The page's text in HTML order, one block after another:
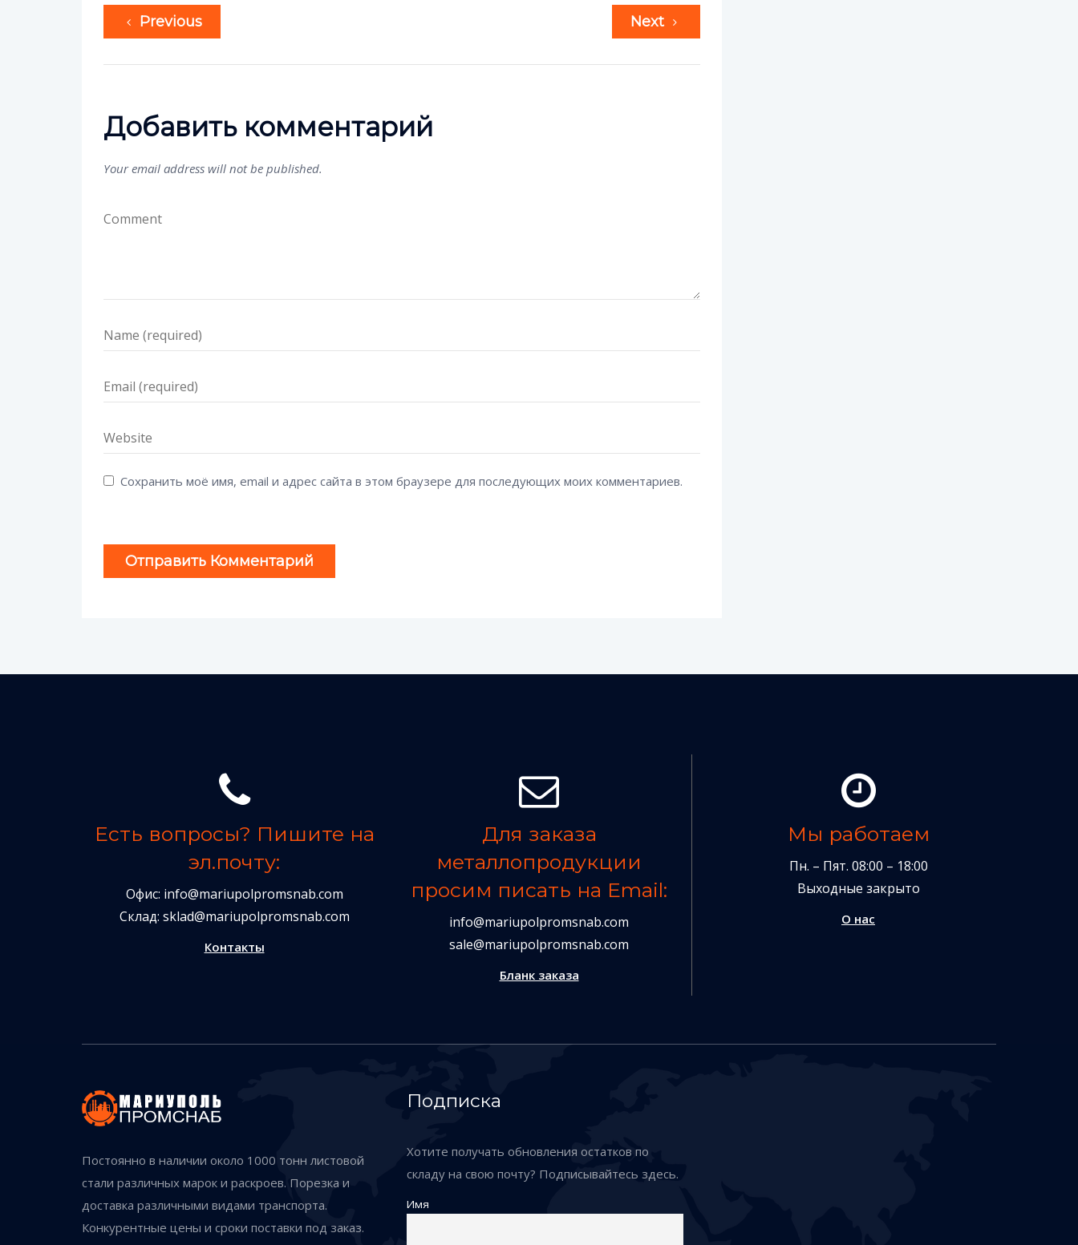
Previous Next
Добавить комментарий
Your email address will not be published.
Сохранить моё имя, email и адрес сайта в этом браузере для последующих моих комментариев.
Есть вопросы? Пишите на
эл.почту:
Офис: info@mariupolpromsnab.com
Склад: sklad@mariupolpromsnab.com
Контакты
Для заказа
металлопродукции
просим писать на Email:
info@mariupolpromsnab.com
sale@mariupolpromsnab.com
Бланк заказа
Мы работаем
Пн. – Пят. 08:00 – 18:00
Выходные закрыто
О нас
Постоянно в наличии около 1000 тонн листовой
стали различных марок и раскроев. Порезка и
доставка различными видами транспорта.
Конкурентные цены и сроки поставки под заказ.
Подписка
Хотите получать обновления остатков по
складу на свою почту? Подписывайтесь здесь.
Имя